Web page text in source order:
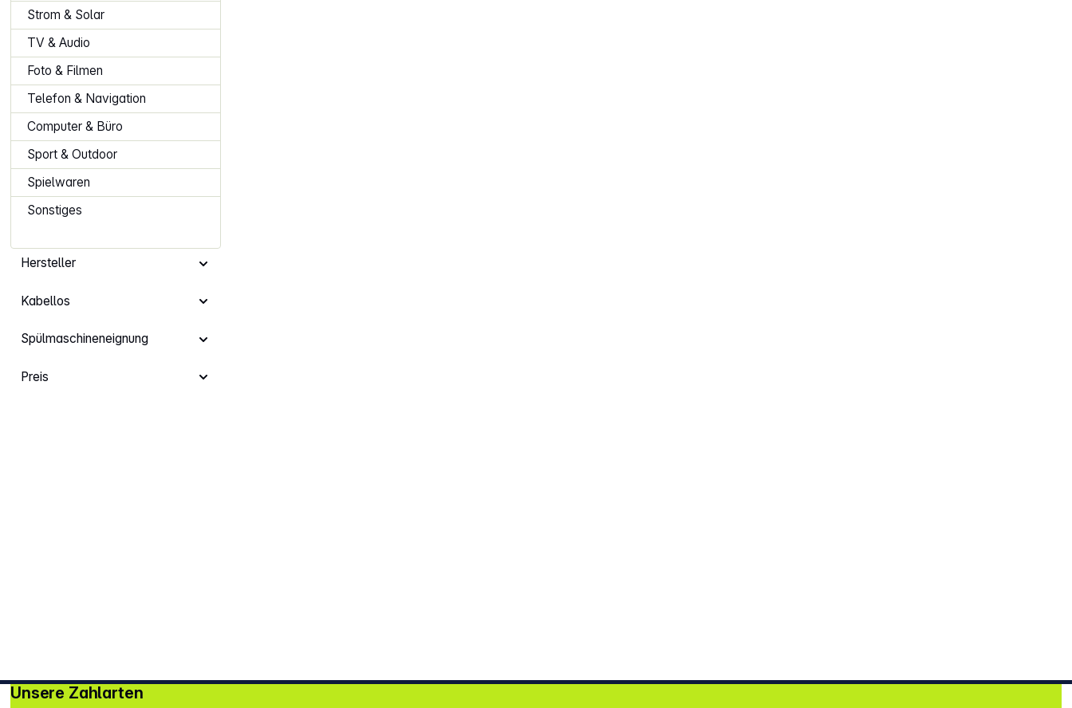
Strom & Solar
TV & Audio
Foto & Filmen
Telefon & Navigation
Computer & Büro
Sport & Outdoor
Spielwaren
Sonstiges
Hersteller
Kabellos
Spülmaschineneignung
Preis
Unsere Zahlarten